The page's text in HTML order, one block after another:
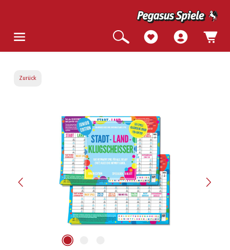
Zurück
Bildergalerie überspringen